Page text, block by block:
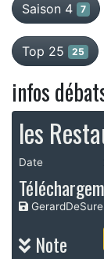
Saison 4 7
Top 25 25
infos
les
Date
Note